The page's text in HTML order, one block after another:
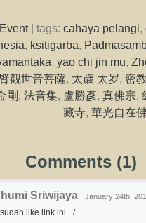
Event| tags: cahaya pelangi,
, ksitigarba,
, yao chi jin mu,
觀世音菩薩, 太歲 太岁, 密
剛, 法音集, 盧勝彥, 真佛宗,
藏寺, 華光自在
Comments (1)
Sriwijaya January 24th,
like link ini _/_